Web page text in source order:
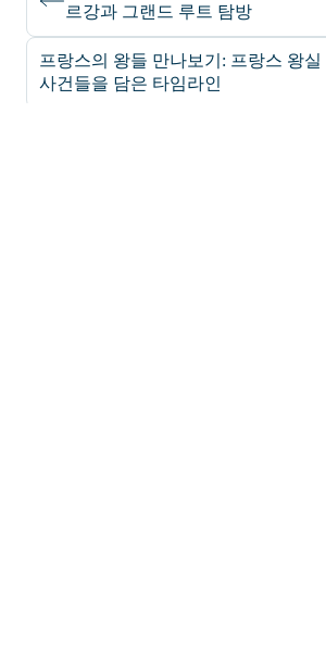
르강과 그랜드 루트 탐방
프랑스의 왕들 만나보기: 프랑스 왕실
사건들을 담은 타임라인